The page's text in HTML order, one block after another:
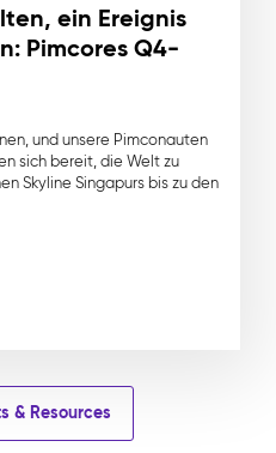
ein Ereignis
Pimcores Q4-
und unsere Pimconauten
sich bereit, die Welt zu
Skyline Singapurs bis zu den
& Resources